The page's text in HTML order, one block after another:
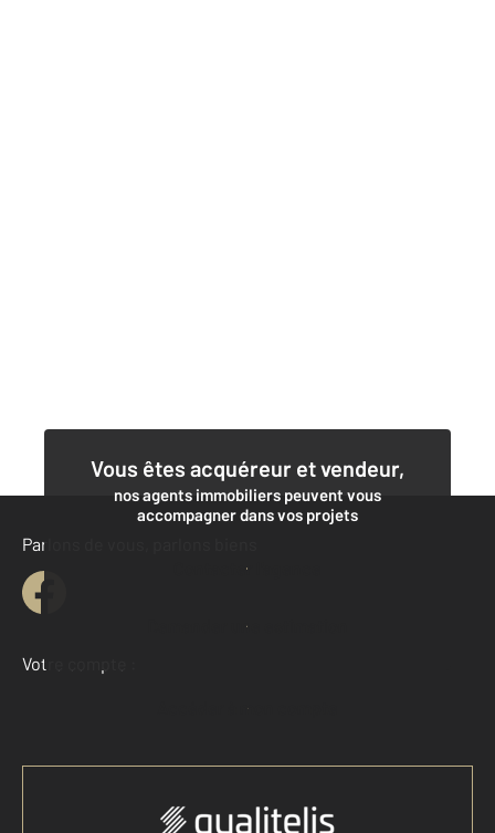
Vous êtes acquéreur et vendeur,
nos agents immobiliers peuvent vous
accompagner dans vos projets
Contacter l'agence
Demander une estimation
Parlons de vous, parlons biens
Votre compte :
Accéder à mon compte